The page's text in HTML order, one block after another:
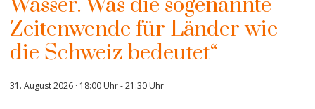
Wasser. Was die sogenannte
Zeitenwende für Länder wie
die Schweiz bedeutet“
31. August 2026 · 18:00 Uhr-21:30 Uhr